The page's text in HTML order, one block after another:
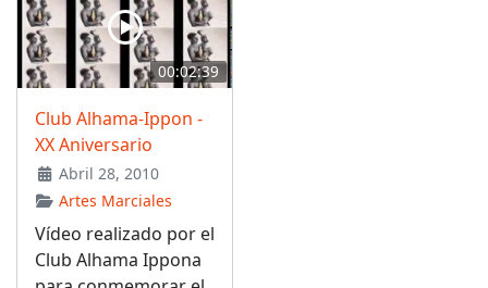
00:02:39
Club Alhama-Ippon -
XX Aniversario
Abril 28, 2010
Artes Marciales
Vídeo realizado por el
Club Alhama Ippona